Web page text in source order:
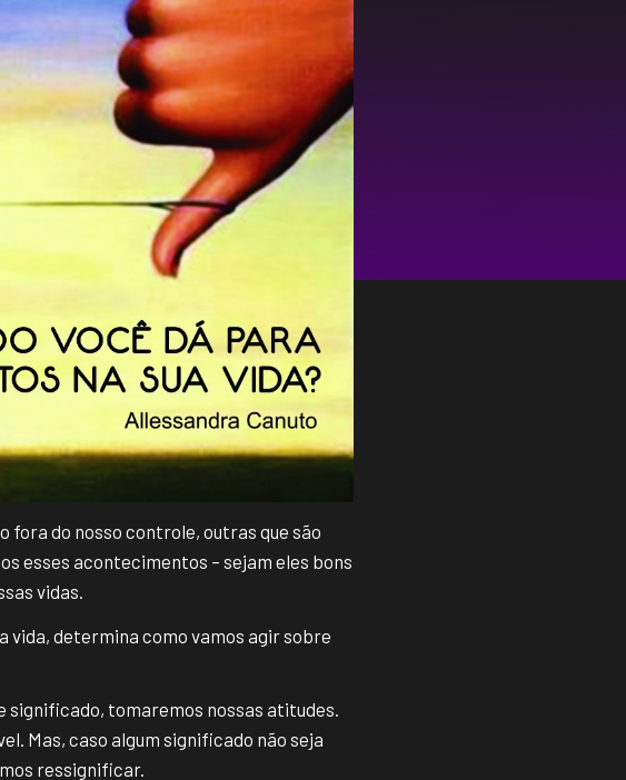
fora do nosso controle, outras que são
esses acontecimentos – sejam eles bons
vidas.
vida, determina como vamos agir sobre
significado, tomaremos nossas atitudes.
Mas, caso algum significado não seja
ressignificar.